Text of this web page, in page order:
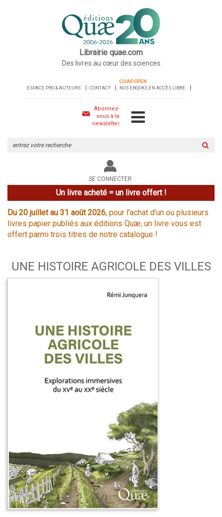
Librairie quae.com
Des livres au cœur des sciences
ESPACE PRO & AUTEURS CONTACT
QUAE-OPEN
NOS EBOOKS EN ACCÈS LIBRE
Abonnez-
vous à la
newsletter
le
site
SE CONNECTER
Un livre acheté = un livre offert !
Du 20 juillet au 31 août 2026, pour l'achat d'un ou plusieurs
livres papier publiés aux éditions Quæ, un livre vous est
offert parmi trois titres de notre catalogue !
UNE HISTOIRE AGRICOLE DES VILLES